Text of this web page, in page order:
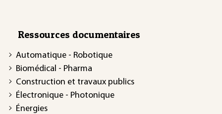
Ressources documentaires
Automatique - Robotique
Biomédical - Pharma
Construction et travaux publics
Électronique - Photonique
Énergies